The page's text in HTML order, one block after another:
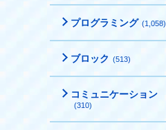
プログラミング (1,058)
ブロック (513)
コミュニケーション
(310)